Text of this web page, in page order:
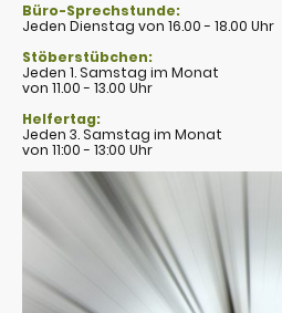
Büro-Sprechstunde:
Jeden Dienstag von 16.00 - 18.00 Uhr
Stöberstübchen:
Jeden 1. Samstag im Monat
von 11.00 - 13.00 Uhr
Helfertag:
Jeden 3. Samstag im Monat
von 11:00 - 13:00 Uhr